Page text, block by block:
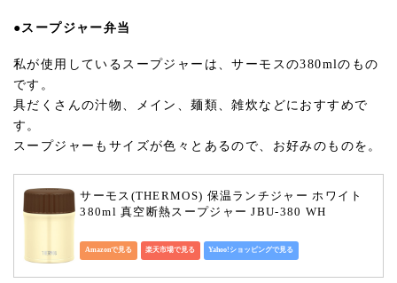
●スープジャー弁当
私が使用しているスープジャーは、サーモスの380mlのもの
です。
具だくさんの汁物、メイン、麺類、雑炊などにおすすめで
す。
スープジャーもサイズが色々とあるので、お好みのものを。
サーモス(THERMOS) 保温ランチジャー ホワイト
380ml 真空断熱スープジャー JBU-380 WH
Amazonで見る 楽天市場で見る Yahoo!ショッピングで見る